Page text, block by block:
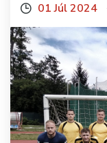
01 Júl 2024